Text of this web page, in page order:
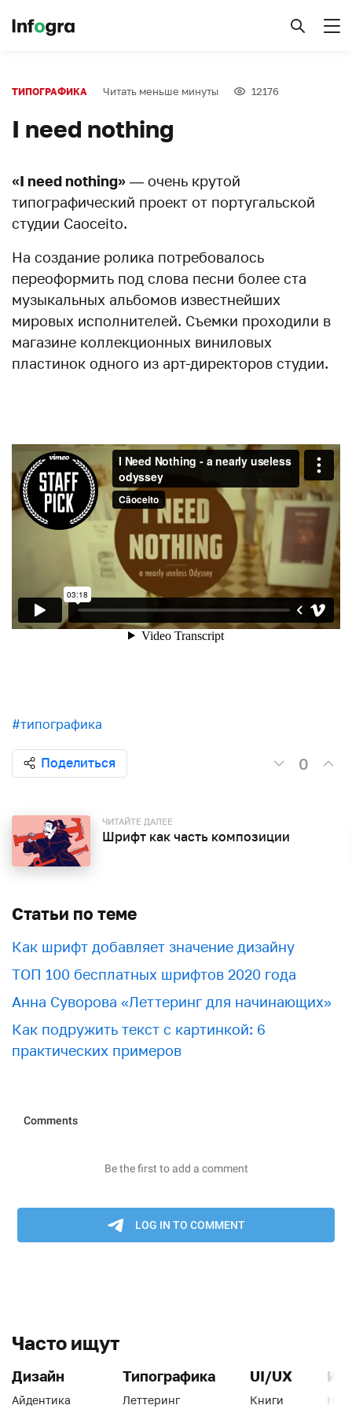
ТИПОГРАФИКА Читать меньше минуты 12176
I need nothing
«I need nothing» — очень крутой
типографический проект от португальской
студии Caoceito.
На создание ролика потребовалось
переоформить под слова песни более ста
музыкальных альбомов известнейших
мировых исполнителей. Съемки проходили в
магазине коллекционных виниловых
пластинок одного из арт-директоров студии.
#типографика
Поделиться 0
ЧИТАЙТЕ ДАЛЕЕ
Шрифт как часть композиции
Статьи по теме
Как шрифт добавляет значение дизайну
ТОП 100 бесплатных шрифтов 2020 года
Анна Суворова «Леттеринг для начинающих»
Как подружить текст с картинкой: 6
практических примеров
Часто ищут
Дизайн
Айдентика
Типографика
Леттеринг
UI/UX
Книги